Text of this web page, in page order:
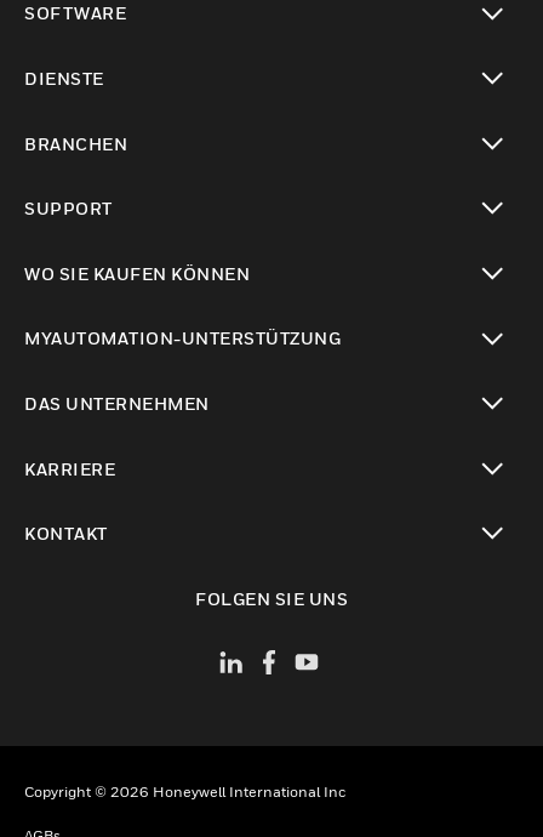
SOFTWARE
DIENSTE
BRANCHEN
SUPPORT
WO SIE KAUFEN KÖNNEN
MYAUTOMATION-UNTERSTÜTZUNG
DAS UNTERNEHMEN
KARRIERE
KONTAKT
FOLGEN SIE UNS
Copyright © 2026 Honeywell International Inc